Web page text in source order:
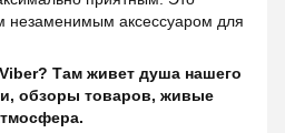
незаменимым аксессуаром для
Там живет душа нашего
обзоры товаров, живые